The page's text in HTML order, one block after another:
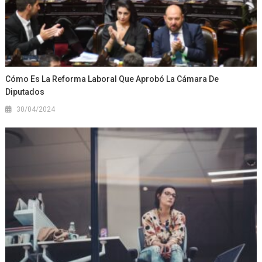
Cómo Es La Reforma Laboral Que Aprobó La Cámara De
Diputados
30/04/2024